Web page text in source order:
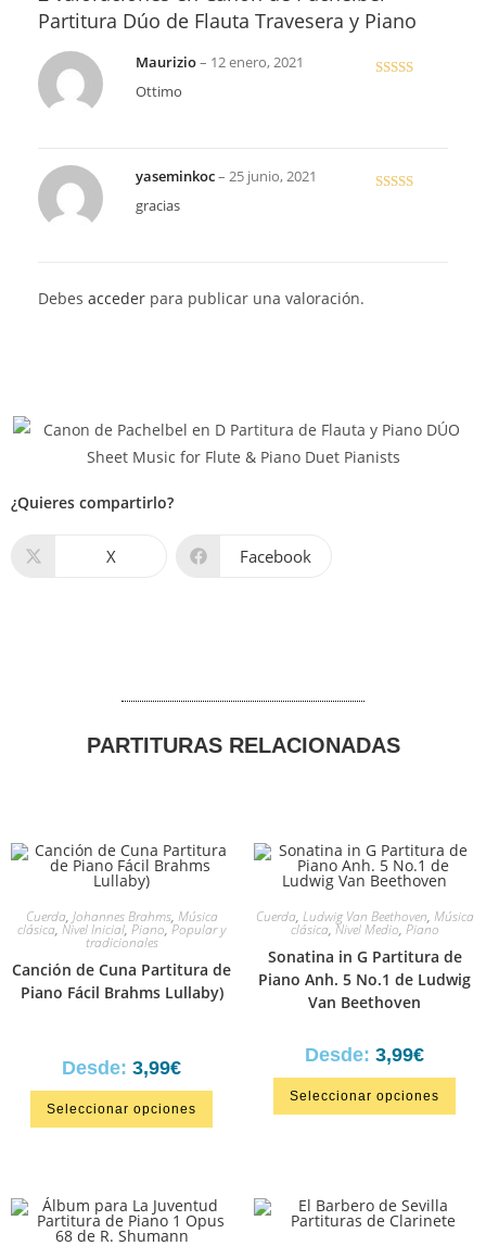
¿Quieres compartirlo?
X Facebook
Partitura Dúo de Flauta Travesera y Piano
Maurizio– 12 enero, 2021
Ottimo
yaseminkoc– 25 junio, 2021
gracias
Debes acceder para publicar una valoración.
PARTITURAS RELACIONADAS
Cuerda, Johannes Brahms, Música
clásica, Nivel Inicial, Piano,Popular y
tradicionales
Canción de Cuna Partitura de
Piano Fácil Brahms Lullaby)
Desde: 3,99€
Seleccionar opciones
Cuerda, Ludwig Van Beethoven, Música
clásica, Nivel Medio, Piano
Sonatina in G Partitura de
Piano Anh. 5 No.1 de Ludwig
Van Beethoven
Desde: 3,99€
Seleccionar opciones